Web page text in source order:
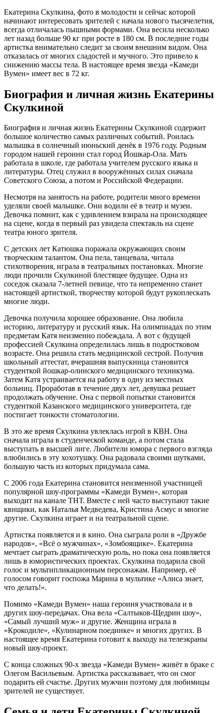
Екатерина Скулкина, фото в молодости и сейчас которой
начинают интересовать зрителей с начала нового тысячелетия,
всегда отличалась пышными формами. Она весила несколько
лет назад больше 90 кг при росте в 180 см. В последние годы
артистка внимательно следит за своим внешним видом. Она
отказалась от многих сладостей и мучного. Это привело к
снижению массы тела. В настоящее время звезда «Камеди
Вумен» имеет вес в 72 кг.
Биография и личная жизнь Екатерины
Скулкиной
Биография и личная жизнь Екатерины Скулкиной содержит
большое количество самых различных событий. Роилась
малышка в солнечный июньский денёк в 1976 году. Родным
городом нашей героини стал город Йошкар-Ола. Мать
работала в школе, где работала учителем русского языка и
литературы. Отец служил в вооружённых силах сначала
Советского Союза, а потом и Российской Федерации.
Несмотря на занятость на работе, родители много времени
уделяли своей малышке. Они водили её в театр и музеи.
Девочка помнит, как с удивлением взирала на происходящее
на сцене, когда в первый раз увидела спектакль на сцене
театра юного зрителя.
С детских лет Катюшка поражала окружающих своим
творческим талантом. Она пела, танцевала, читала
стихотворения, играла в театральных постановках. Многие
люди прочили Скулкиной блестящее будущее. Одна из
соседок сказала 7-летней певице, что та непременно станет
настоящей артисткой, творчеству которой будут рукоплескать
многие люди.
Девочка получила хорошее образование. Она любила
историю, литературу и русский язык. На олимпиадах по этим
предметам Катя неизменно побеждала. А вот с будущей
профессией Скулкина определилась лишь в подростковом
возрасте. Она решила стать медицинской сестрой. Получив
школьный аттестат, вчерашняя выпускница становится
студенткой йошкар-олинского медицинского техникума.
Затем Катя устраивается на работу в одну из местных
больниц. Проработав в течение двух лет, девушка решает
продолжать обучение. Она с первой попытки становится
студенткой Казанского медицинского университета, где
постигает тонкости стоматологии.
В это же время Скулкина увлеклась игрой в КВН. Она
сначала играла в студенческой команде, а потом стала
выступать в высшей лиге. Любители юмора с первого взгляда
влюбились в эту хохотушку. Она радовала своими шутками,
большую часть из которых придумала сама.
С 2006 года Екатерина становится неизменной участницей
популярной шоу-программы «Камеди Вумен», которая
выходит на канале ТНТ. Вместе с ней часто выступают такие
квнщики, как Наталья Медведева, Кристина Асмус и многие
другие. Скулкина играет и на театральной сцене.
Артистка появляется и в кино. Она сыграла роли в «Дружбе
народов», «Всё о мужчинах», «Зомбоящике». Екатерина
мечтает сыграть драматическую роль, но пока она появляется
лишь в юмористических проектах. Скулкина подарила свой
голос и мультипликационным персонажам. Например, её
голосом говорит госпожа Марина в мультике «Алиса знает,
что делать!».
Помимо «Камеди Вумен» наша героиня участвовала и в
других шоу-передачах. Она вела «Салтыков-Щедрин шоу»,
«Самый лучший муж» и другие. Женщина играла в
«Крокодиле», «Кулинарном поединке» и многих других. В
настоящее время Екатерина готовит к выходу на телеэкраны
новый шоу-проект.
С конца сложных 90-х звезда «Камеди Вумен» живёт в браке с
Олегом Васильевым. Артистка рассказывает, что он смог
подарить ей счастье. Других мужчин поэтому для любимицы
зрителей не существует.